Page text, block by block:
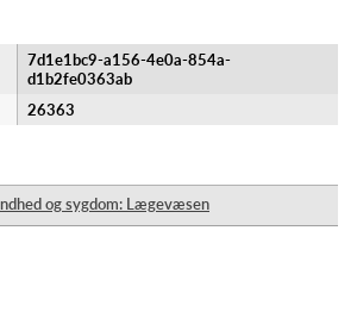
7d1e1bc9-a156-4e0a-854a-
d1b2fe0363ab
26363
og sygdom: Lægevæsen